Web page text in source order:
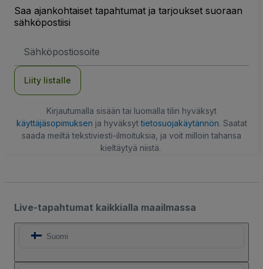
Saa ajankohtaiset tapahtumat ja tarjoukset suoraan
sähköpostiisi
Liity listalle
Kirjautumalla sisään tai luomalla tilin hyväksyt
käyttäjäsopimuksen ja hyväksyttietosuojakäytännön. Saatat
saada meiltä tekstiviesti-ilmoituksia, ja voit milloin tahansa
kieltäytyä niistä.
Live-tapahtumat kaikkialla maailmassa
Suomi